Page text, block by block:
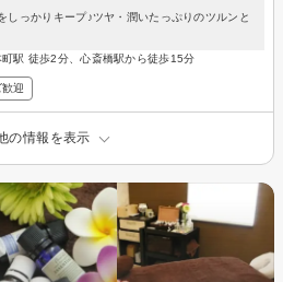
しっかりキープ♪ツヤ・潤いたっぷりのツルンと
駅 徒歩2分、心斎橋駅から徒歩15分
歓迎
の情報を表示